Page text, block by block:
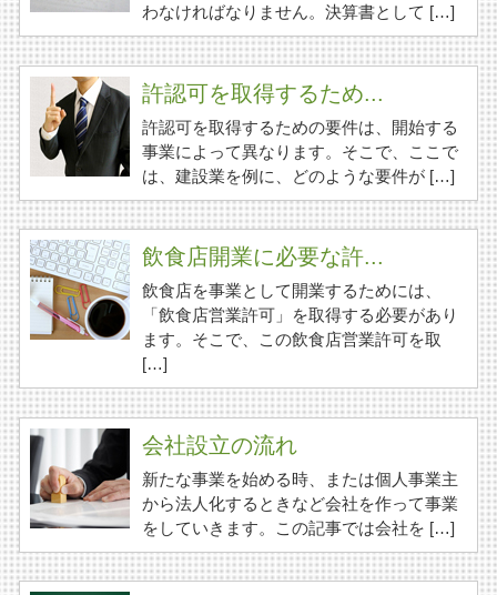
わなければなりません。決算書として […]
許認可を取得するため...
許認可を取得するための要件は、開始する
事業によって異なります。そこで、ここで
は、建設業を例に、どのような要件が […]
飲食店開業に必要な許...
飲食店を事業として開業するためには、
「飲食店営業許可」を取得する必要があり
ます。そこで、この飲食店営業許可を取
[…]
会社設立の流れ
新たな事業を始める時、または個人事業主
から法人化するときなど会社を作って事業
をしていきます。この記事では会社を […]